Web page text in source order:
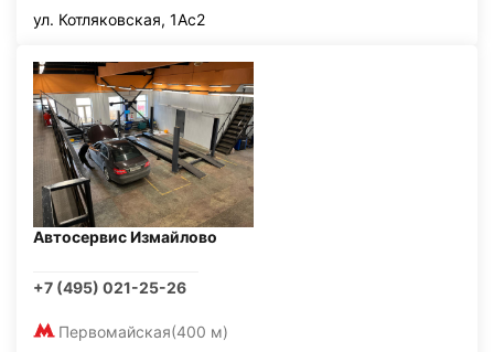
ул. Котляковская, 1Ас2
Автосервис Измайлово
+7 (495) 021-25-26
Первомайская(400 м)